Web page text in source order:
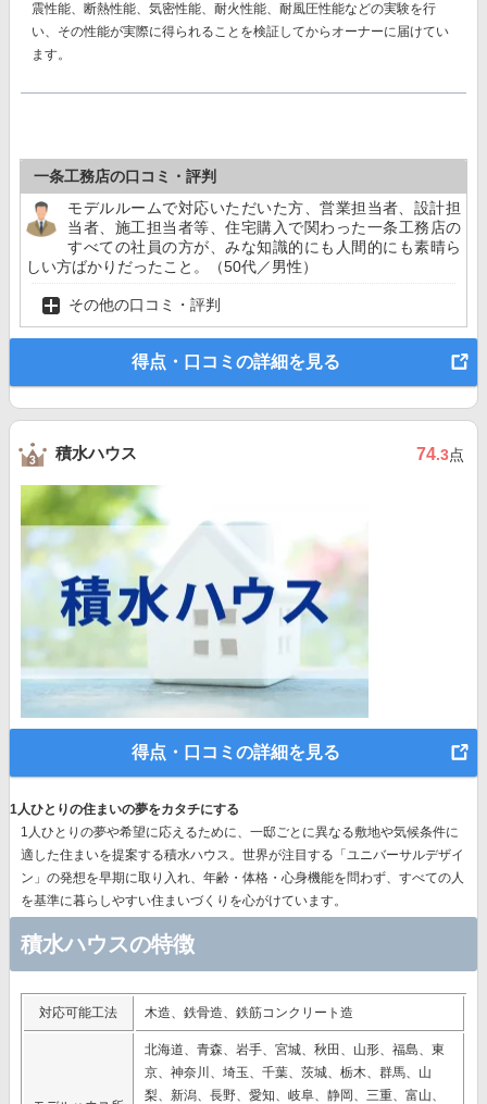
震性能、断熱性能、気密性能、耐火性能、耐風圧性能などの実験を行
い、その性能が実際に得られることを検証してからオーナーに届けてい
ます。
一条工務店の口コミ・評判
モデルルームで対応いただいた方、営業担当者、設計担
当者、施工担当者等、住宅購入で関わった一条工務店の
すべての社員の方が、みな知識的にも人間的にも素晴ら
しい方ばかりだったこと。（50代／男性）
その他の口コミ・評判
得点・口コミの詳細を見る
積水ハウス 74.3点
得点・口コミの詳細を見る
1人ひとりの住まいの夢をカタチにする
1人ひとりの夢や希望に応えるために、一邸ごとに異なる敷地や気候条件に
適した住まいを提案する積水ハウス。世界が注目する 「ユニバーサルデザイ
ン」の発想を早期に取り入れ、年齢・体格・心身機能を問わず、すべての人
を基準に暮らしやすい住まいづくりを心がけています。
積水ハウスの特徴
対応可能工法 木造、鉄骨造、鉄筋コンクリート造
北海道、青森、岩手、宮城、秋田、山形、福島、東
京、神奈川、埼玉、千葉、茨城、栃木、群馬、山
梨、新潟、長野、愛知、岐阜、静岡、三重、富山、